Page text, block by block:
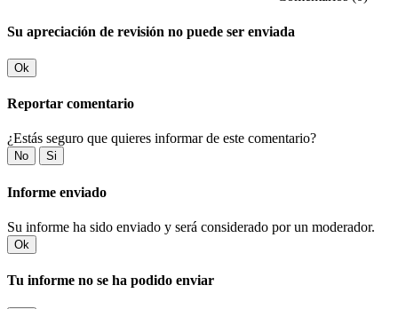
Su apreciación de revisión no puede ser enviada
Ok
Reportar comentario
¿Estás seguro que quieres informar de este comentario?
No Si
Informe enviado
Su informe ha sido enviado y será considerado por un moderador.
Ok
Tu informe no se ha podido enviar